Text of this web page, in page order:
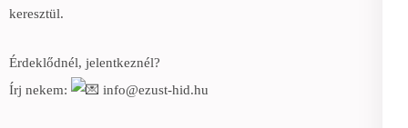
keresztül.
Érdeklődnél, jelentkeznél?
Írj nekem:
info@ezust-hid.hu